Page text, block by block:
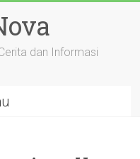
dan Informasi